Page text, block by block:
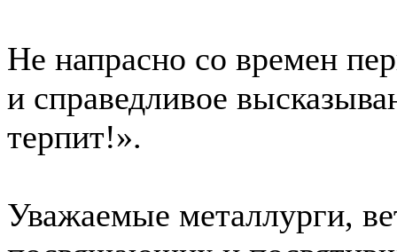
Не напрасно со времен
и справедливое
терпит!».
Уважаемые металлурги,